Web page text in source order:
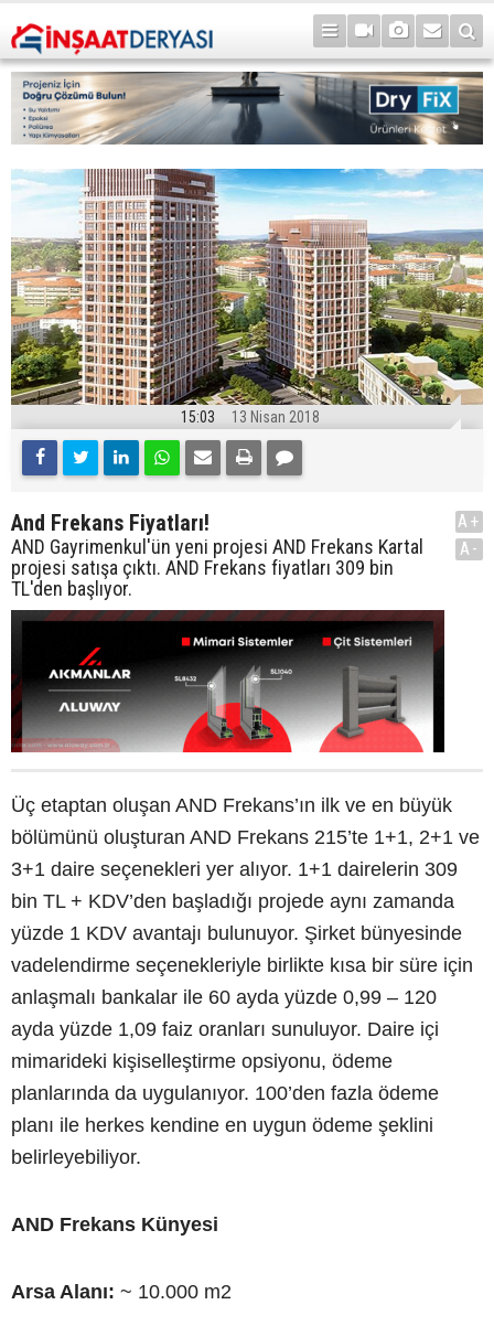
15:03 13 Nisan 2018
And Frekans Fiyatları!
AND Gayrimenkul'ün yeni projesi AND Frekans Kartal
projesi satışa çıktı. AND Frekans fiyatları 309 bin
TL'den başlıyor.
A+
A-
Üç etaptan oluşan AND Frekans’ın ilk ve en büyük
bölümünü oluşturan AND Frekans 215’te 1+1, 2+1 ve
3+1 daire seçenekleri yer alıyor. 1+1 dairelerin 309
bin TL + KDV’den başladığı projede aynı zamanda
yüzde 1 KDV avantajı bulunuyor. Şirket bünyesinde
vadelendirme seçenekleriyle birlikte kısa bir süre için
anlaşmalı bankalar ile 60 ayda yüzde 0,99 – 120
ayda yüzde 1,09 faiz oranları sunuluyor. Daire içi
mimarideki kişiselleştirme opsiyonu, ödeme
planlarında da uygulanıyor. 100’den fazla ödeme
planı ile herkes kendine en uygun ödeme şeklini
belirleyebiliyor.
AND Frekans Künyesi
Arsa Alanı: ~ 10.000 m2